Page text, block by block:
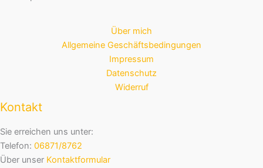
Über mich
Allgemeine Geschäftsbedingungen
Impressum
Datenschutz
Widerruf
Kontakt
Sie erreichen uns unter:
Telefon: 06871/8762
Über unser Kontaktformular